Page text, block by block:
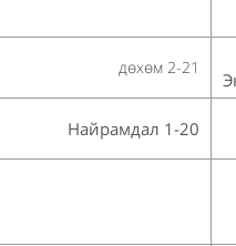
дөхөм 2-21
Найрамдал 1-20